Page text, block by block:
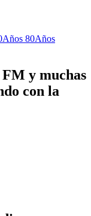
Años 80Años
y muchas
con la